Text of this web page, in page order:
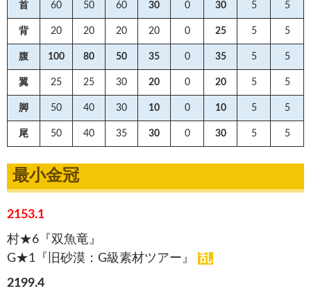
首 60 50 60 30 0 30 5 5
背 20 20 20 20 0 25 5 5
腹 100 80 50 35 0 35 5 5
翼 25 25 30 20 0 20 5 5
脚 50 40 30 10 0 10 5 5
尾 50 40 35 30 0 30 5 5
最小金冠
2153.1
村★6『双魚竜』
G★1『旧砂漠：G級素材ツアー』
乱
2199.4